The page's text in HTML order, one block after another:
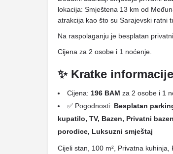
lokacija: Smještena 13 km od
atrakcija kao što su Sarajevski ratni
Na raspolaganju je besplatan
Cijena za 2 osobe i 1 noćenje.
✨ Kratke informacije
Cijena: 196 BAM za 2 osobe i 1
✅ Pogodnosti: Besplatan
kupatilo, TV, Bazen, Privatni
porodice, Luksuzni smještaj
Cijeli stan, 100 m², Privatna